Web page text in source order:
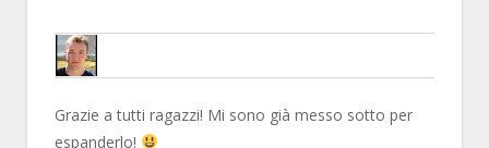
HAVANA24
Grazie a tutti ragazzi! Mi sono già messo sotto per
espanderlo!